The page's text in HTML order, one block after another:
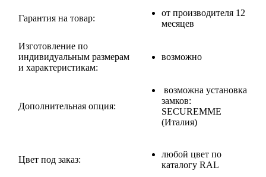
Гарантия на товар:
от производителя 12
месяцев
Изготовление по
индивидуальным размерам
и характеристикам:
возможно
Дополнительная опция:
возможна установка
замков:
SECUREMME
(Италия)
Цвет под заказ:
любой цвет по
каталогу RAL